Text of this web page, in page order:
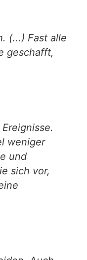
(...) Fast alle
geschafft,
weniger
und
sich vor,